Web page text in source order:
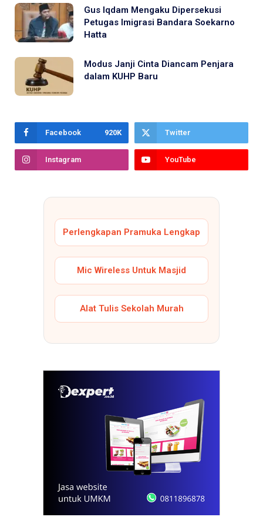
Gus Iqdam Mengaku Dipersekusi
Petugas Imigrasi Bandara Soekarno
Hatta
Modus Janji Cinta Diancam Penjara
dalam KUHP Baru
Facebook 920K Twitter
Instagram YouTube
Perlengkapan Pramuka Lengkap
Mic Wireless Untuk Masjid
Alat Tulis Sekolah Murah